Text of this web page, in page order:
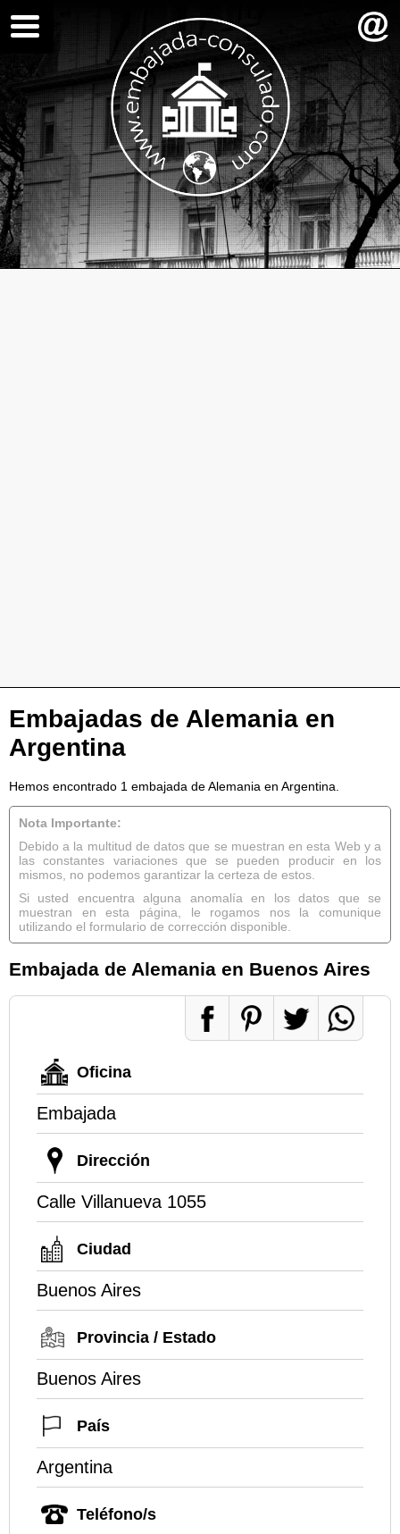
Embajadas de Alemania en
Argentina
Hemos encontrado 1 embajada de Alemania en Argentina.
Nota Importante:
Debido a la multitud de datos que se muestran en esta Web y a
las constantes variaciones que se pueden producir en los
mismos, no podemos garantizar la certeza de estos.
Si usted encuentra alguna anomalía en los datos que se
muestran en esta página, le rogamos nos la comunique
utilizando el formulario de corrección disponible.
Embajada de Alemania en Buenos Aires
Oficina
Embajada
Dirección
Calle Villanueva 1055
Ciudad
Buenos Aires
Provincia / Estado
Buenos Aires
País
Argentina
Teléfono/s